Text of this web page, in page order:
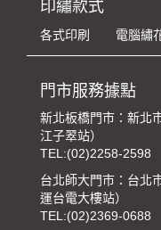
印繡款式
各式印刷 電腦繡
門市服務據點
新北板橋門市：新北
江子翠站）
TEL:(02)2258-2598
台北師大門市：台北
運台電大樓站）
TEL:(02)2369-0688